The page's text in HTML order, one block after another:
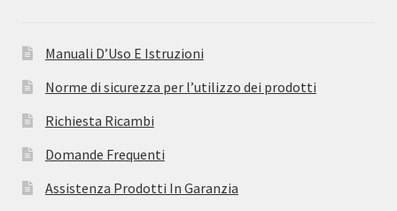
Manuali D’Uso E Istruzioni
Norme di sicurezza per l’utilizzo dei prodotti
Richiesta Ricambi
Domande Frequenti
Assistenza Prodotti In Garanzia